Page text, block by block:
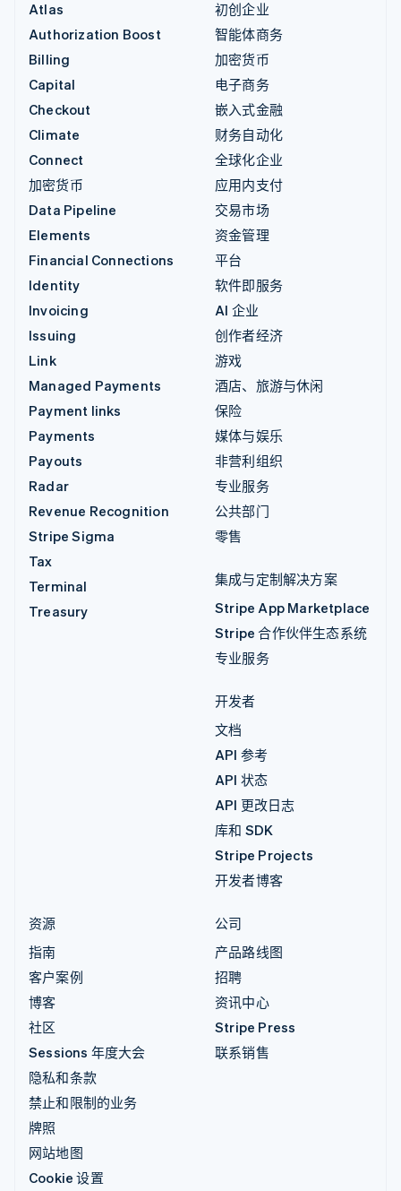
Atlas
Authorization Boost
Billing
Capital
Checkout
Climate
Connect
加密货币
Data Pipeline
Elements
Financial Connections
Identity
Invoicing
Issuing
Link
Managed Payments
Payment links
Payments
Payouts
Radar
Revenue Recognition
Stripe Sigma
Tax
Terminal
Treasury
初创企业
智能体商务
加密货币
电子商务
嵌入式金融
财务自动化
全球化企业
应用内支付
交易市场
资金管理
平台
软件即服务
AI 企业
创作者经济
游戏
酒店、旅游与休闲
保险
媒体与娱乐
非营利组织
专业服务
公共部门
零售
集成与定制解决方案
Stripe App Marketplace
Stripe 合作伙伴生态系统
专业服务
开发者
文档
API 参考
API 状态
API 更改日志
库和 SDK
Stripe Projects
开发者博客
资源
指南
客户案例
博客
社区
Sessions 年度大会
隐私和条款
禁止和限制的业务
牌照
网站地图
Cookie 设置
公司
产品路线图
招聘
资讯中心
Stripe Press
联系销售